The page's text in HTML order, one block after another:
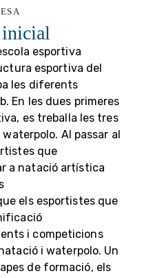
inicial
esportiva
esportiva del
les diferents
En les dues primeres
es treballa les tres
Al passar al
que
a natació artística
els esportistes que
i competicions
i waterpolo. Un
de formació, els